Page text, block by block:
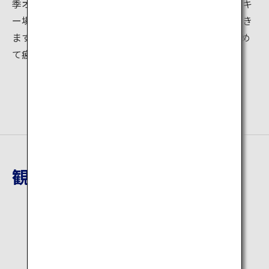
季オリンピックの会場になるほど良質。たくさんのスキ
ー場があるので初心者から上級者まで楽しむことができ
ます。また、周辺には温泉もあるので、冷えた体を温め
て疲れを癒しましょう。
観光地詳細